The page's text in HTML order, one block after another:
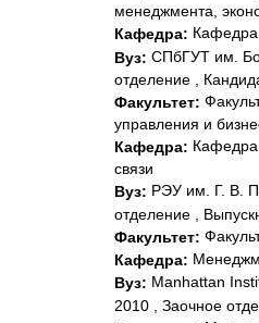
менеджмента,
Кафедра:
Вуз: СПбГУТ им.
отделение ,
Факультет:
управления и
Кафедра: Кафедра
связи
Вуз: РЭУ им. Г. В.
отделение ,
Факультет:
Кафедра:
Вуз: Manhattan
2010 , Заочное